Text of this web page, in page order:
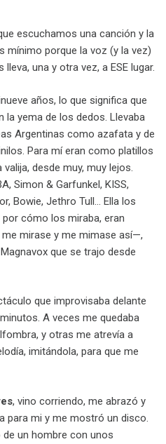
escuchamos una canción y la
mínimo porque la voz (y la vez)
una y otra vez, a ESE lugar.
años, lo que significa que
yema de los dedos. Llevaba
Argentinas como azafata y de
Para mí eran como platillos
desde muy, muy lejos.
Simon & Garfunkel, KISS,
Bowie, Jethro Tull… Ella los
cómo los miraba, eran
mirase y me mimase así—,
que se trajo desde
que improvisaba delante
A veces me quedaba
y otras me atrevía a
imitándola, para que me
, vino corriendo, me abrazó y
para mi y me mostró un disco.
un hombre con unos